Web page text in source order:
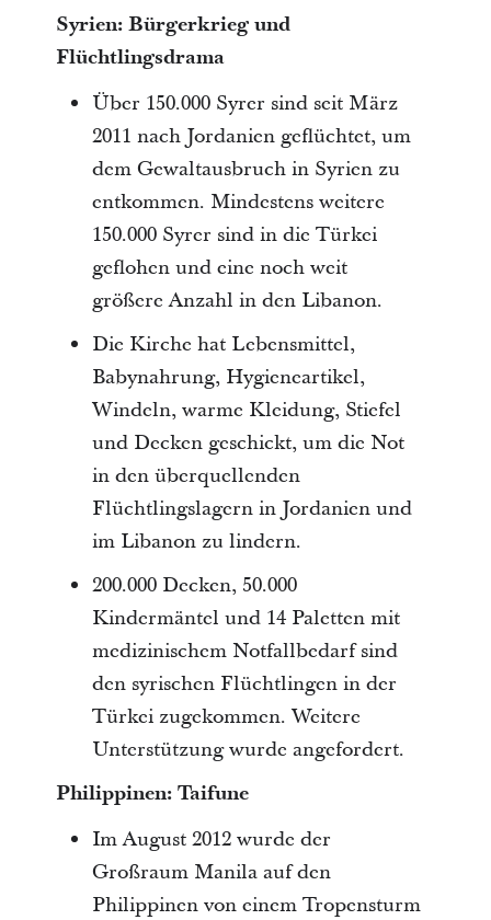
Syrien: Bürgerkrieg und
Flüchtlingsdrama
Über 150.000 Syrer sind seit März
2011 nach Jordanien geflüchtet, um
dem Gewaltausbruch in Syrien zu
entkommen. Mindestens weitere
150.000 Syrer sind in die Türkei
geflohen und eine noch weit
größere Anzahl in den Libanon.
Die Kirche hat Lebensmittel,
Babynahrung, Hygieneartikel,
Windeln, warme Kleidung, Stiefel
und Decken geschickt, um die Not
in den überquellenden
Flüchtlingslagern in Jordanien und
im Libanon zu lindern.
200.000 Decken, 50.000
Kindermäntel und 14 Paletten mit
medizinischem Notfallbedarf sind
den syrischen Flüchtlingen in der
Türkei zugekommen. Weitere
Unterstützung wurde angefordert.
Philippinen: Taifune
Im August 2012 wurde der
Großraum Manila auf den
Philippinen von einem Tropensturm